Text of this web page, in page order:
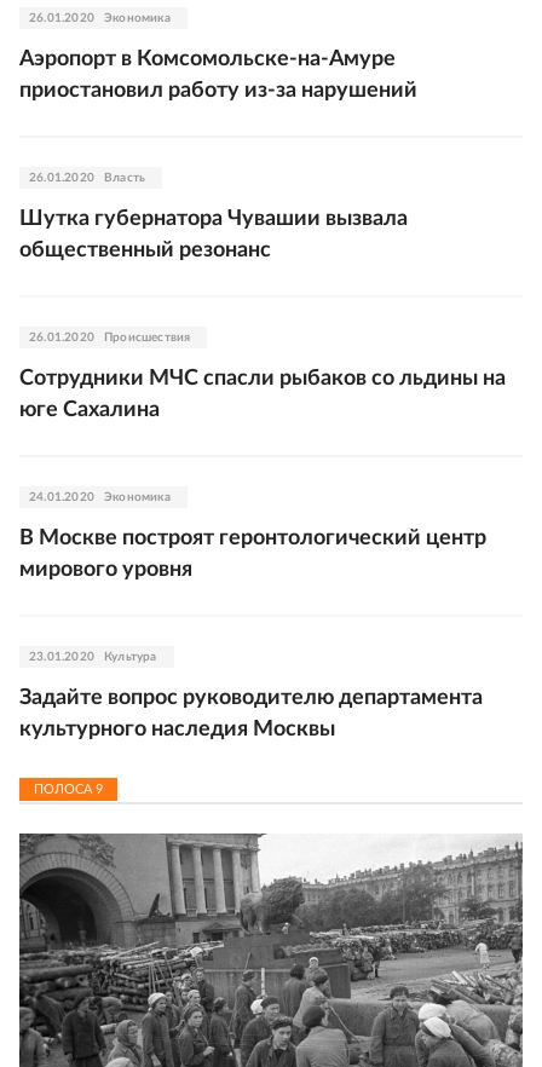
26.01.2020 Экономика
Аэропорт в Комсомольске-на-Амуре
приостановил работу из-за нарушений
26.01.2020 Власть
Шутка губернатора Чувашии вызвала
общественный резонанс
26.01.2020 Происшествия
Сотрудники МЧС спасли рыбаков со льдины на
юге Сахалина
24.01.2020 Экономика
В Москве построят геронтологический центр
мирового уровня
23.01.2020 Культура
Задайте вопрос руководителю департамента
культурного наследия Москвы
ПОЛОСА 9